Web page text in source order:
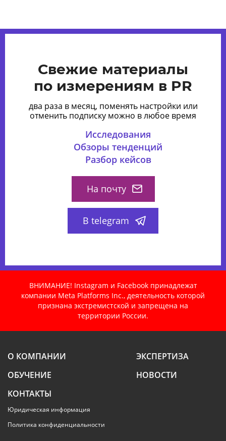
Свежие материалы
по измерениям в PR
два раза в месяц, поменять настройки или
отменить подписку можно в любое время
Исследования
Обзоры тенденций
Разбор кейсов
На почту
В telegram
ВНИМАНИЕ! Instagram и Facebook принадлежат
компании Meta Platforms Inc., деятельность которой
признана экстремистской и запрещена на
территории России.
О КОМПАНИИ
ЭКСПЕРТИЗА
ОБУЧЕНИЕ
НОВОСТИ
КОНТАКТЫ
Юридическая информация
Политика конфиденциальности